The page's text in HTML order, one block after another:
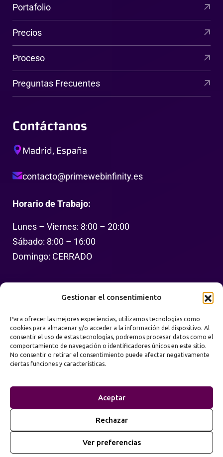
Gestionar el consentimiento
Para ofrecer las mejores experiencias, utilizamos tecnologías como
cookies para almacenar y/o acceder a la información del dispositivo. Al
consentir el uso de estas tecnologías, podremos procesar datos como el
comportamiento de navegación o identificadores únicos en este sitio.
No consentir o retirar el consentimiento puede afectar negativamente
ciertas funciones y características.
Aceptar
Rechazar
Ver preferencias
Portafolio
Precios
Proceso
Preguntas Frecuentes
Contáctanos
Madrid, España
contacto@primewebinfinity.es
Horario de Trabajo:
Lunes – Viernes: 8:00 – 20:00
Sábado: 8:00 – 16:00
Domingo: CERRADO
Síguenos
Política de PrivacidadTérminos de Uso
Mapa del Sitio
©2026Prime Web Infinity. Todos los derechos
reservados.